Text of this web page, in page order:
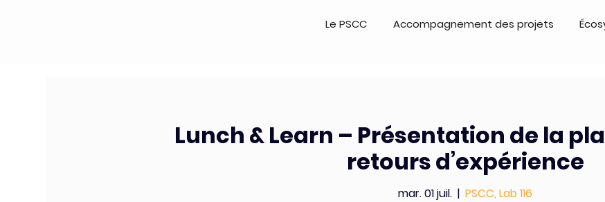
Le PSCC Accompagnement des projets
Lunch & Learn – Présentation de la
retours d’expérience
mar. 01 juil.
  |
PSCC, Lab 116